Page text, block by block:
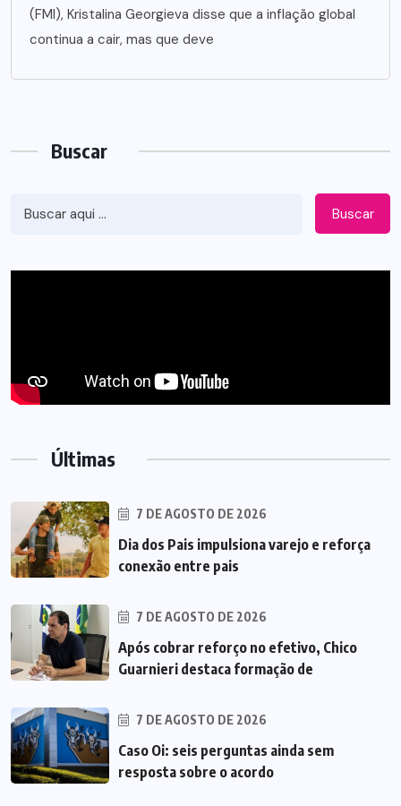
(FMI), Kristalina Georgieva disse que a inflação global
continua a cair, mas que deve
Buscar
Buscar
Últimas
7 DE AGOSTO DE 2026
Dia dos Pais impulsiona varejo e reforça
conexão entre pais
7 DE AGOSTO DE 2026
Após cobrar reforço no efetivo, Chico
Guarnieri destaca formação de
7 DE AGOSTO DE 2026
Caso Oi: seis perguntas ainda sem
resposta sobre o acordo